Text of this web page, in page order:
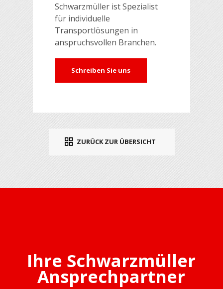
ZURÜCK ZUR ÜBERSICHT
Schwarzmüller ist Spezialist
für individuelle
Transportlösungen in
anspruchsvollen Branchen.
Schreiben Sie uns
Ihre Schwarzmüller
Ansprechpartner